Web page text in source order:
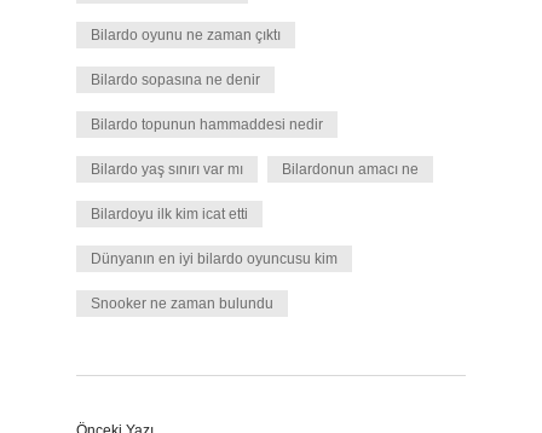
Bilardo oyunu ne zaman çıktı
Bilardo sopasına ne denir
Bilardo topunun hammaddesi nedir
Bilardo yaş sınırı var mı Bilardonun amacı ne
Bilardoyu ilk kim icat etti
Dünyanın en iyi bilardo oyuncusu kim
Snooker ne zaman bulundu